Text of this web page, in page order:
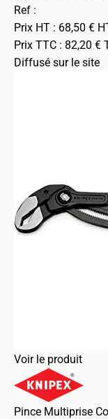
Ref :
Prix HT : 68,50 €
Prix TTC : 82,20 €
Diffusé sur le site
Voir le produit
Pince Multiprise